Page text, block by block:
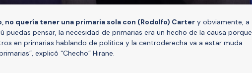
no quería tener una primaria sola con (Rodolfo) Carter y obviamente, a
puedas pensar, la necesidad de primarias era un hecho de la causa porque
en primarias hablando de política y la centroderecha va a estar muda
explicó “Checho” Hirane.